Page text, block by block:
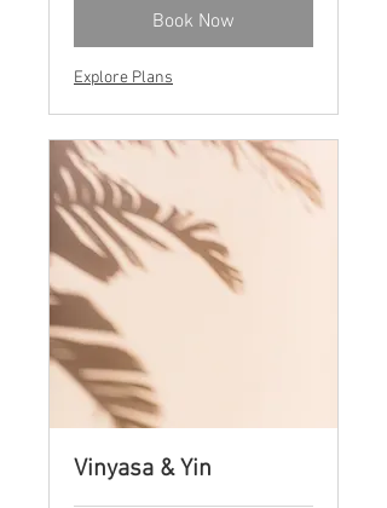
Book Now
Explore Plans
Vinyasa & Yin